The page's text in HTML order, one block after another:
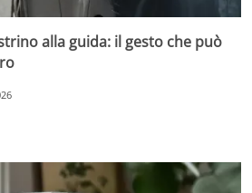
alla guida: il gesto che può